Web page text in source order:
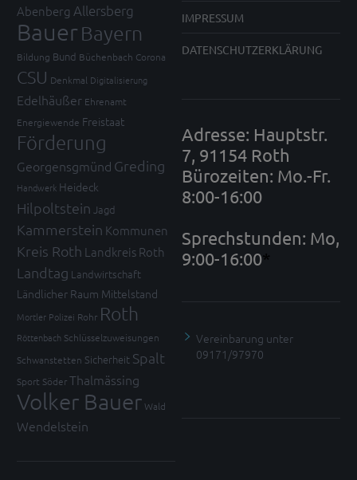
Abenberg Allersberg
Bauer Bayern
Bildung Bund Büchenbach Corona
CSU Denkmal Digitalisierung
Edelhäußer Ehrenamt
Energiewende Freistaat
Förderung
Georgensgmünd Greding
Handwerk Heideck
Hilpoltstein Jagd
Kammerstein Kommunen
Kreis Roth Landkreis Roth
Landtag Landwirtschaft
Ländlicher Raum Mittelstand
Mortler Polizei Rohr Roth
Röttenbach Schlüsselzuweisungen
Schwanstetten Sicherheit Spalt
Sport SöderThalmässing
Volker BauerWald
Wendelstein
IMPRESSUM
DATENSCHUTZERKLÄRUNG
Adresse: Hauptstr.
7, 91154 Roth
Bürozeiten: Mo.-Fr.
8:00-16:00
Sprechstunden: Mo,
9:00-16:00*
Vereinbarung unter
09171/97970